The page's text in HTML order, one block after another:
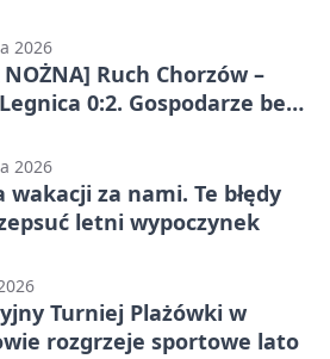
2026
NOŻNA] Ruch Chorzów –
0:2. Gospodarze bez
2026
wakacji za nami. Te błędy
letni wypoczynek
Turniej Plażówki w
rozgrzeje sportowe lato